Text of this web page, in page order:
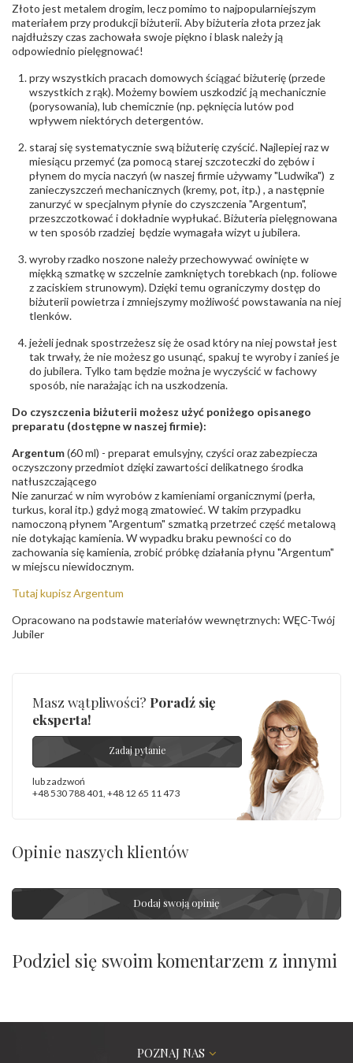
Producent
odpowiedzialny:
Łazur sp.j. Kowalowy 134 38-200 Jasło; NIP:
6850004631; tel.13 44 56 100;
biuro@obraczki.pl ,PZ Stelmach Sp. z o.o. ul.
Północna 22 45-805 Opole; NIP 7542889545;
Tel. +48 77 54 90 100; biuro@stelmach.pl
Bezpieczeństwo
- rodzaj
ostrzeżenia:
Nie nadaje się dla dzieci w wieku poniżej 3 lat
, Elementy w wyrobie wykonane z białego złota
zawierają nikiel
Złoto jest metalem drogim, lecz pomimo to najpopularniejszym
materiałem przy produkcji biżuterii. Aby biżuteria złota przez jak
najdłuższy czas zachowała swoje piękno i blask należy ją
odpowiednio pielęgnować!
przy wszystkich pracach domowych ściągać biżuterię (przede
wszystkich z rąk). Możemy bowiem uszkodzić ją mechanicznie
(porysowania), lub chemicznie (np. pęknięcia lutów pod
wpływem niektórych detergentów.
staraj się systematycznie swą biżuterię czyścić. Najlepiej raz w
miesiącu przemyć (za pomocą starej szczoteczki do zębów i
płynem do mycia naczyń (w naszej firmie używamy "Ludwika") z
zanieczyszczeń mechanicznych (kremy, pot, itp.) , a następnie
zanurzyć w specjalnym płynie do czyszczenia "Argentum",
przeszczotkować i dokładnie wypłukać. Biżuteria pielęgnowana
w ten sposób rzadziej będzie wymagała wizyt u jubilera.
wyroby rzadko noszone należy przechowywać owinięte w
miękką szmatkę w szczelnie zamkniętych torebkach (np. foliowe
z zaciskiem strunowym). Dzięki temu ograniczymy dostęp do
biżuterii powietrza i zmniejszymy możliwość powstawania na niej
tlenków.
jeżeli jednak spostrzeżesz się że osad który na niej powstał jest
tak trwały, że nie możesz go usunąć, spakuj te wyroby i zanieś je
do jubilera. Tylko tam będzie można je wyczyścić w fachowy
sposób, nie narażając ich na uszkodzenia.
Do czyszczenia biżuterii możesz użyć poniżego opisanego
preparatu (dostępne w naszej firmie):
Argentum(60 ml) - preparat emulsyjny, czyści oraz zabezpiecza
oczyszczony przedmiot dzięki zawartości delikatnego środka
natłuszczającego
Nie zanurzać w nim wyrobów z kamieniami organicznymi (perła,
turkus, koral itp.) gdyż mogą zmatowieć. W takim przypadku
namoczoną płynem "Argentum" szmatką przetrzeć część metalową
nie dotykając kamienia. W wypadku braku pewności co do
zachowania się kamienia, zrobić próbkę działania płynu "Argentum"
w miejscu niewidocznym.
Tutaj kupisz Argentum
Opracowano na podstawie materiałów wewnętrznych: WĘC-Twój
Jubiler
Masz wątpliwości? Poradź się
eksperta!
Zadaj pytanie
lub zadzwoń
+48 530 788 401 +48 12 65 11 473
Opinie naszych klientów
Dodaj swoją opinię
Podziel się swoim komentarzem z innymi
POZNAJ NAS